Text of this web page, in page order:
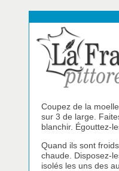
Coupez de la
sur 3 de large.
blanchir. Égouttez-
Quand ils sont
chaude. Disposez-
isolés les uns des